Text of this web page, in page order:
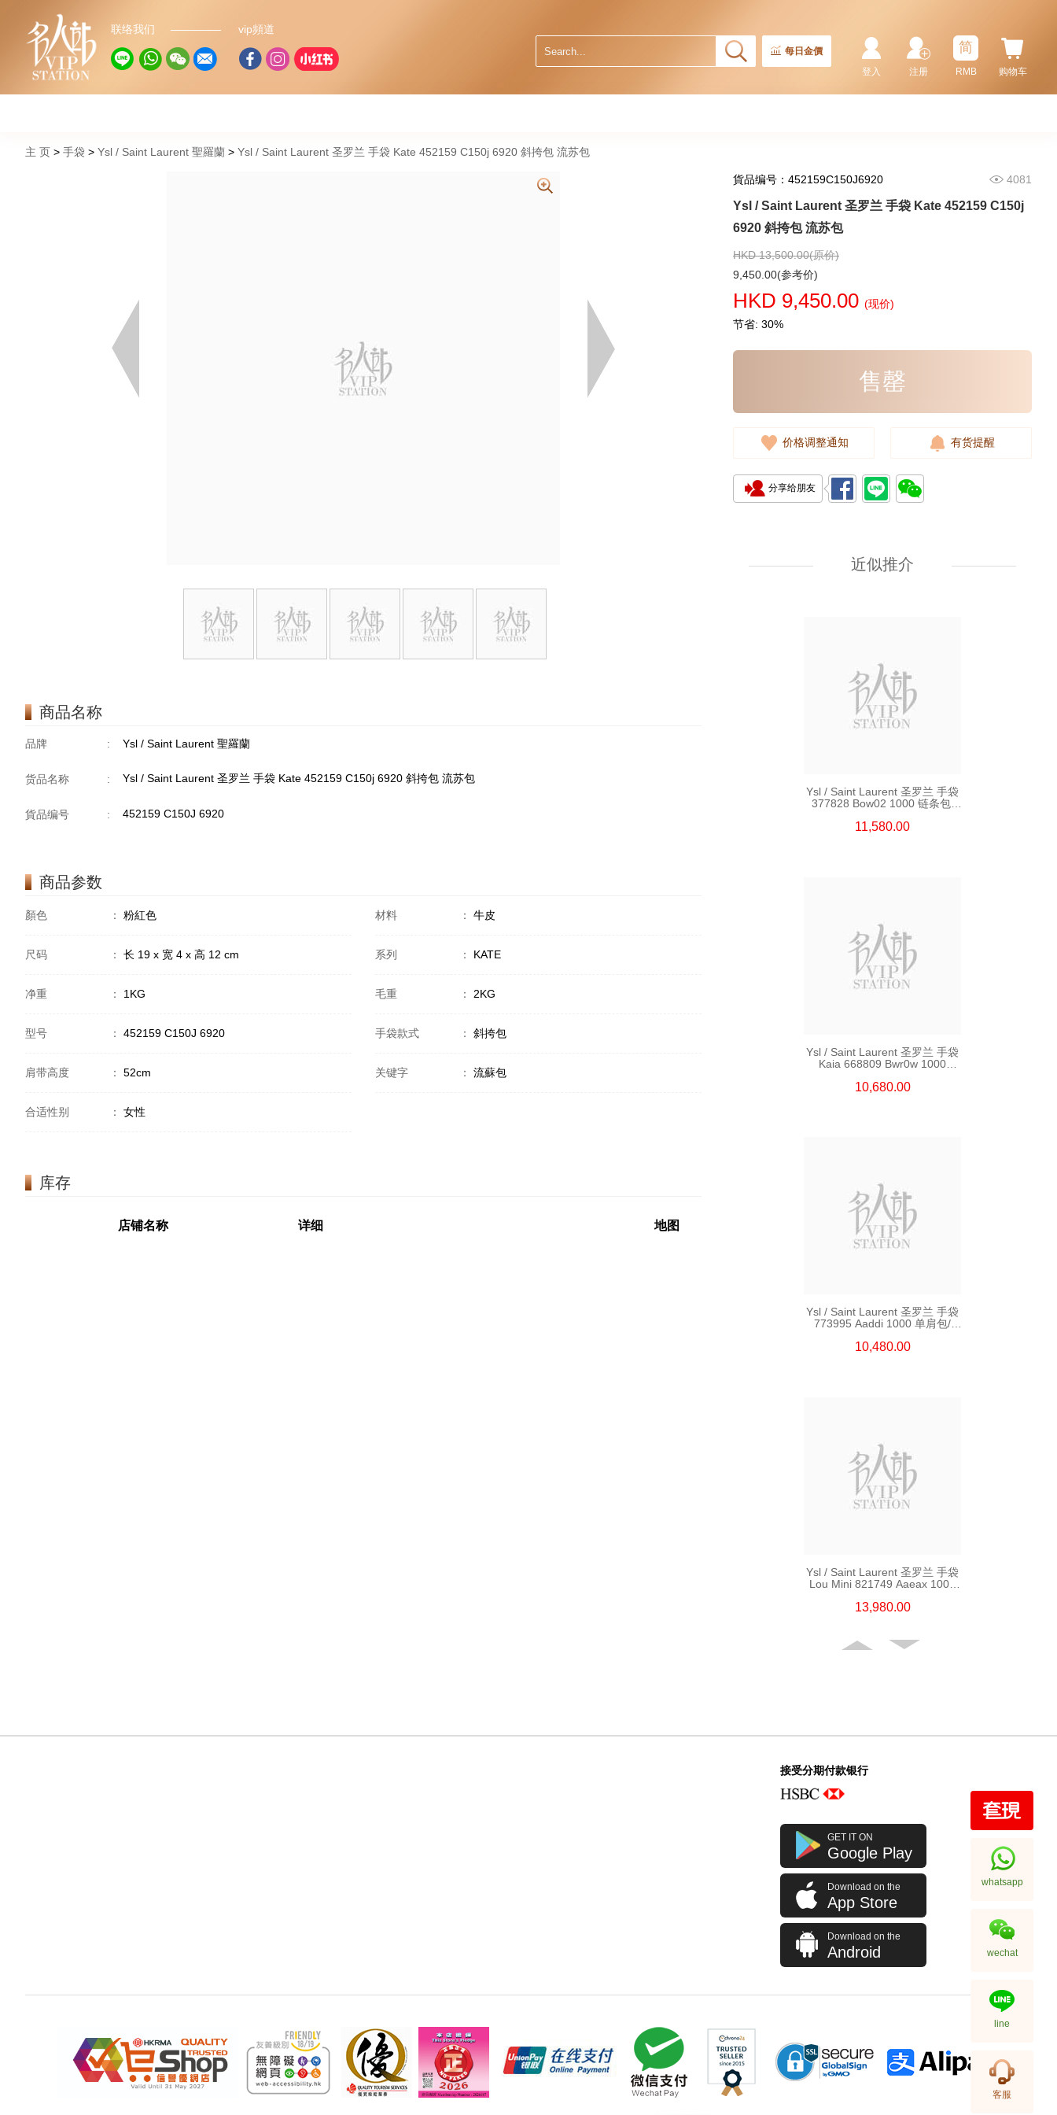
联络我们 vip頻道
每日金價
购物车
简
RMB
注册
登入
主 页 手袋 Ysl / Saint Laurent 聖羅蘭 Ysl / Saint Laurent 圣罗兰 手袋 Kate 452159 C150j 6920 斜挎包 流苏包
商品名称
品牌 : Ysl / Saint Laurent 聖羅蘭
货品名称 : Ysl / Saint Laurent 圣罗兰 手袋 Kate 452159 C150j 6920 斜挎包 流苏包
貨品编号 : 452159 C150J 6920
商品参数
顏色 ： 粉紅色 材料 ： 牛皮
尺码 ： 长 19 x 宽 4 x 高 12 cm 系列 ： KATE
净重 ： 1KG 毛重 ： 2KG
型号 ： 452159 C150J 6920 手袋款式 ： 斜挎包
肩带高度 ： 52cm 关键字 ： 流蘇包
合适性别 ： 女性
库存
店铺名称 详细 地图
貨品编号：452159C150J6920 4081
Ysl / Saint Laurent 圣罗兰 手袋 Kate 452159 C150j
6920 斜挎包 流苏包
HKD 13,500.00(原价)
9,450.00(参考价)
HKD 9,450.00 (现价)
节省: 30%
售罄
价格调整通知 有货提醒
分享给朋友
近似推介
斜挎包/手提包
10,480.00
Ysl / Saint Laurent 圣罗兰 手袋
Lou Mini 821749 Aaeax 1000
单肩包/斜挎包
13,980.00
斜挎包
10,980.00
Ysl / Saint Laurent 圣罗兰 手袋
377828 Bow02 1000 链条包/
11,580.00
Ysl / Saint Laurent 圣罗兰 手袋
Kaia 668809 Bwr0w 1000
10,680.00
Ysl / Saint Laurent 圣罗兰 手袋
773995 Aaddi 1000 单肩包/
10,480.00
Ysl / Saint Laurent 圣罗兰 手袋
Lou Mini 821749 Aaeax 1000
13,980.00
Ysl / Saint Laurent 圣罗兰 手袋
748849 Dv707 1000 单肩包/
斜挎包
10,980.00
接受分期付款银行
GET IT ON
Google Play
Download on the
App Store
Download on the
Android
whatsapp
wechat
line
客服